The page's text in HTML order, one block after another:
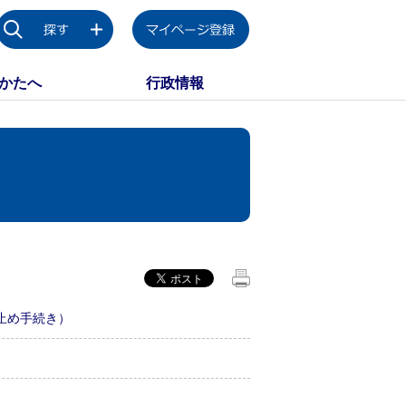
たへ 行政情報
手続き）